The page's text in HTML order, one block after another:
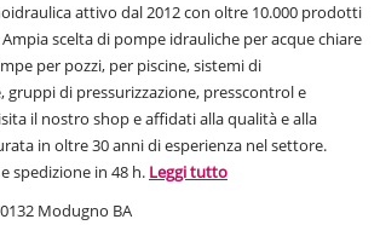
attivo dal 2012 con oltre 10.000 prodotti
scelta di pompe idrauliche per acque chiare
per pozzi, per piscine, sistemi di
gruppi di pressurizzazione, presscontrol e
il nostro shop e affidati alla qualità e alla
in oltre 30 anni di esperienza nel settore.
spedizione in 48 h. Leggi tutto
Modugno BA